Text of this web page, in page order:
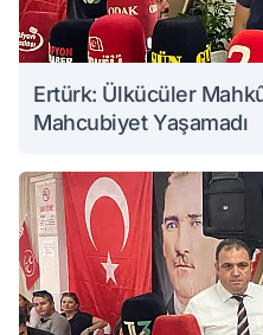
Ertürk: Ülkücüler
Mahcubiyet Yaşamadı